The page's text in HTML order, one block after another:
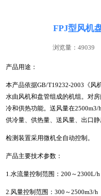
FPJ型风机
浏览量：49039
产品用途：
本产品依据GB/T19232-2003《风
水由风机和盘管组成的机组。对
冷和供热功能。送风量在
供冷量、供热量、送风量、出口
检测装置采用微机全自动控制。
产品主要技术参数：
1.水流量控制范围：200～2300L/h
2.风量控制范围：300～2500m3/h